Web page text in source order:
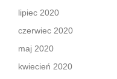
lipiec 2020
czerwiec 2020
maj 2020
kwiecień 2020